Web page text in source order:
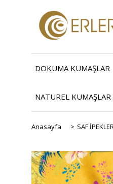
DOKUMA KUMAŞLAR
NATUREL KUMAŞLAR
Anasayfa > SAF